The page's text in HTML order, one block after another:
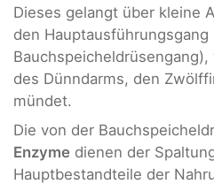
Dieses gelangt über kleine
den Hauptausführungsgang
des Dünndarms, den
mündet.
Die von der
Enzyme dienen der
Hauptbestandteile der